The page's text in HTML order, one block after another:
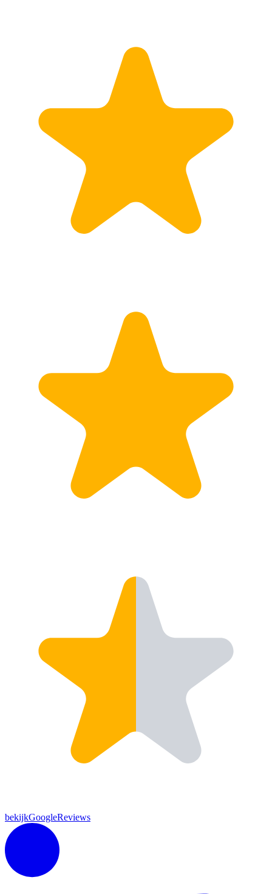
bekijkGoogleReviews